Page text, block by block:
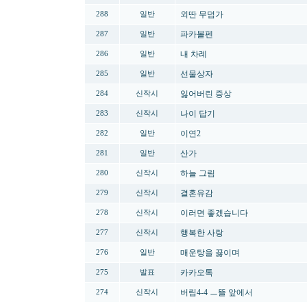
288 일반 외딴 무덤가
287 일반 파카볼펜
286 일반 내 차례
285 일반 선물상자
284 신작시 잃어버린 증상
283 신작시 나이 답기
282 일반 이연2
281 일반 산가
280 신작시 하늘 그림
279 신작시 결혼유감
278 신작시 이러면 좋겠습니다
277 신작시 행복한 사랑
276 일반 매운탕을 끓이며
275 발표 카카오톡
274 신작시 버림4-4 ㅡ뜰 앞에서